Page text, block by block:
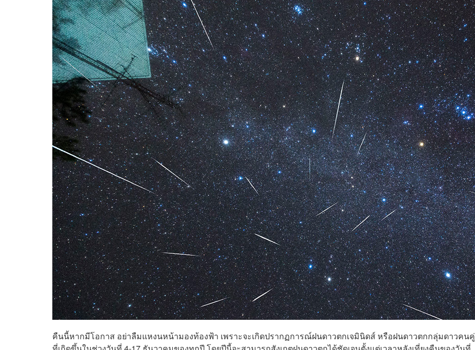
คืนนี้หากมีโอกาส อย่าลืมแหงนหน้ามองท้องฟ้า เพราะจะเกิดปรากฏการณ์ฝนดาวตกเจมินิดส์ หรือฝนดาวตกกลุ่มดาวคนคู่